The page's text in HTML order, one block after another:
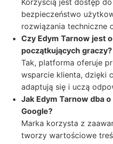
bezpieczeństwo
rozwiązania techniczne
Czy Edym Tarnow jest
początkujących graczy?
Tak, platforma oferuje
wsparcie klienta, dzięki
adaptują się i uczą
Jak Edym Tarnow dba
Google?
Marka korzysta z
tworzy wartościowe